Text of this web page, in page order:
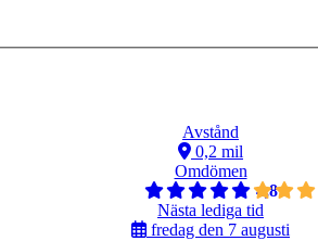
Avstånd
0,2 mil
Omdömen
4,8
Nästa lediga tid
fredag den 7 augusti